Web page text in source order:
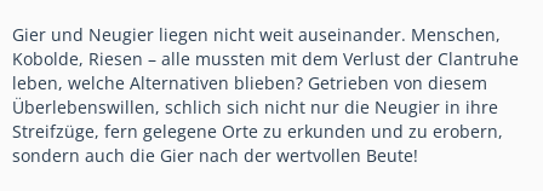
Gier und Neugier liegen nicht weit auseinander. Menschen,
Kobolde, Riesen – alle mussten mit dem Verlust der Clantruhe
leben, welche Alternativen blieben? Getrieben von diesem
Überlebenswillen, schlich sich nicht nur die Neugier in ihre
Streifzüge, fern gelegene Orte zu erkunden und zu erobern,
sondern auch die Gier nach der wertvollen Beute!